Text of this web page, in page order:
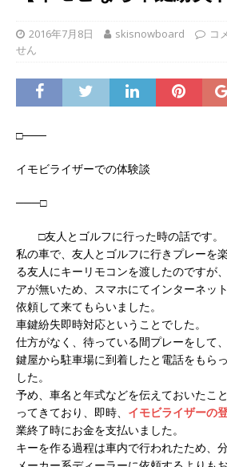
2016年7月8日 skisnowboard
コ
せん
□───
イモビライザーでの体験談
───□
□友人とゴルフに行った時の話です。
私の車で、友人とゴルフに行きプレーを
る友人にキーリモコンを渡したのですが
アが無いため、スマホにてインターネッ
依頼して来てもらいました。
車鍵紛失即時対応ということでした。
仕方がなく、待っている間プレーをして
鍵屋から駐車場に到着したと電話をもら
した。
予め、車名と年式などを伝えておいたこ
ってきており、即時、 イモビライザーの
業終了時にお金を支払いました。
キーを作る過程は車内で行われたため、